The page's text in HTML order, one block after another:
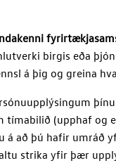
birgis eða
á þig og greina
(upphaf og
að þú hafir umráð
strika yfir þær